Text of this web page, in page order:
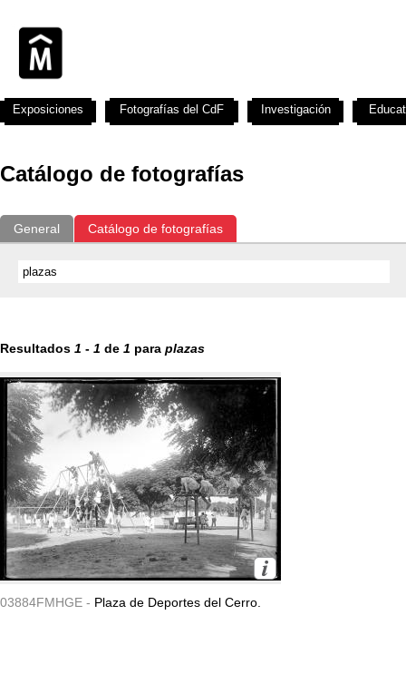
Catálogo de fotografías
General Catálogo de fotografías
Resultados 1 - 1 de 1 para plazas
03884FMHGE - Plaza de Deportes del Cerro.
Exposiciones Fotografías del CdF Investigación